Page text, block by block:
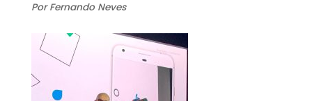
Por Fernando Neves